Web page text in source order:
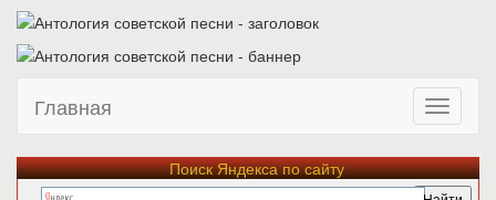
Главная
Поиск Яндекса по сайту